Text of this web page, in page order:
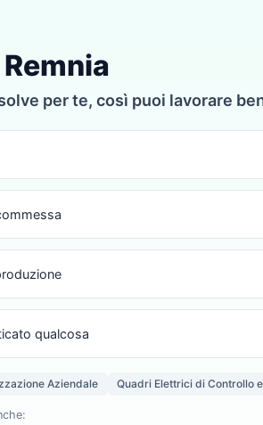
per te, così puoi lavorare
qualcosa
Aziendale Quadri Elettrici di Controllo